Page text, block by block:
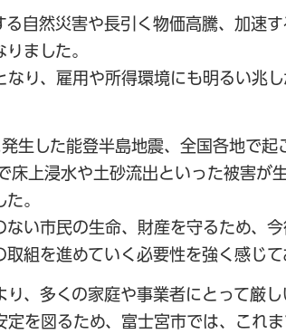
る自然災害や長引く物価高騰、加速
ました。
り、雇用や所得環境にも明るい兆
生した能登半島地震、全国各地で
床上浸水や土砂流出といった被害が
。
い市民の生命、財産を守るため、
組を進めていく必要性を強く感じて
、多くの家庭や事業者にとって厳し
を図るため、富士宮市では、これ